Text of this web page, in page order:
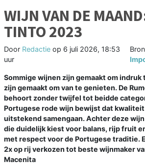
WIJN VAN DE
TINTO 2023
Door Redactie op 6 juli 2026, 18:53
uur
Sommige wijnen zijn gemaakt om indruk
zijn gemaakt om van te genieten. De
behoort zonder twijfel tot beidde
Portugese rode wijn bewijst dat
uitstekend samengaan. Achter deze
die duidelijk kiest voor balans, rijp fruit
met respect voor de Portugese traditie.
2x op rij verkozen tot beste wijnmaker
Macenita